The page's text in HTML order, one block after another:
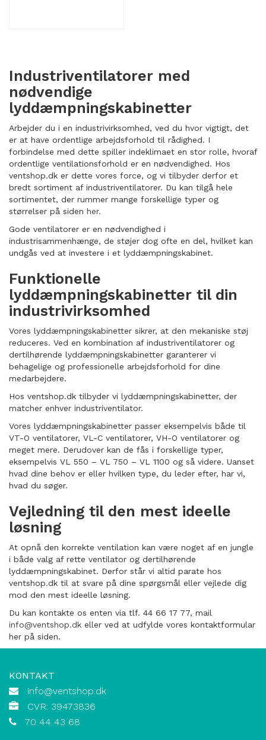
Industriventilatorer med
nødvendige
lyddæmpningskabinetter
Arbejder du i en industrivirksomhed, ved du hvor vigtigt, det
er at have ordentlige arbejdsforhold til rådighed. I
forbindelse med dette spiller indeklimaet en stor rolle, hvoraf
ordentlige ventilationsforhold er en nødvendighed. Hos
ventshop.dk er dette vores force, og vi tilbyder derfor et
bredt sortiment af industriventilatorer. Du kan tilgå hele
sortimentet, der rummer mange forskellige typer og
størrelser på siden her.
Gode ventilatorer er en nødvendighed i
industrisammenhænge, de støjer dog ofte en del, hvilket kan
undgås ved at investere i et lyddæmpningskabinet.
Funktionelle
lyddæmpningskabinetter til din
industrivirksomhed
Vores lyddæmpningskabinetter sikrer, at den mekaniske støj
reduceres. Ved en kombination af industriventilatorer og
dertilhørende lyddæmpningskabinetter garanterer vi
behagelige og professionelle arbejdsforhold for dine
medarbejdere.
Hos ventshop.dk tilbyder vi lyddæmpningskabinetter, der
matcher enhver industriventilator.
Vores lyddæmpningskabinetter passer eksempelvis både til
VT-O ventilatorer, VL-C ventilatorer, VH-O ventilatorer og
meget mere. Derudover kan de fås i forskellige typer,
eksempelvis VL 550 – VL 750 – VL 1100 og så videre. Uanset
hvad dine behov er eller hvilken type, du leder efter, har vi,
hvad du søger.
Vejledning til den mest ideelle
løsning
At opnå den korrekte ventilation kan være noget af en jungle
i både valg af rette ventilator og dertilhørende
lyddæmpningskabinet. Derfor står vi altid parate hos
ventshop.dk til at svare på dine spørgsmål eller vejlede dig
mod den mest ideelle løsning.
Du kan kontakte os enten via tlf. 44 66 17 77, mail
info@ventshop.dk eller ved at udfylde vores kontaktformular
her på siden.
KONTAKT
info@ventshop.dk
CVR: 39473836
70 44 43 68